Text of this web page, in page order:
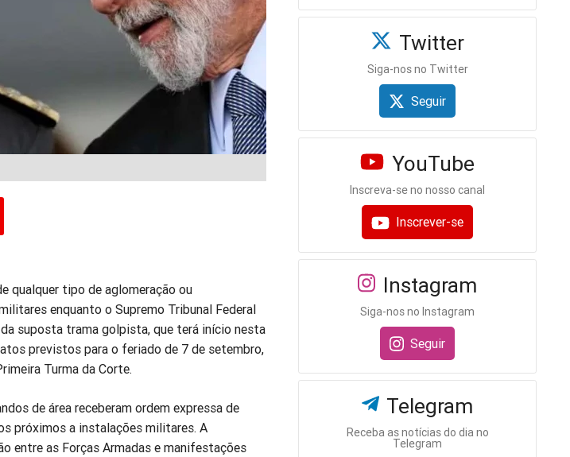
qualquer tipo de aglomeração ou
enquanto o Supremo Tribunal Federal
suposta trama golpista, que terá início nesta
previstos para o feriado de 7 de setembro,
Turma da Corte.
de área receberam ordem expressa de
próximos a instalações militares. A
entre as Forças Armadas e manifestações
Twitter
Siga-nos no Twitter
Seguir
YouTube
Inscreva-se no nosso canal
Inscrever-se
Instagram
Siga-nos no Instagram
Seguir
Telegram
Receba as notícias do dia no
Telegram